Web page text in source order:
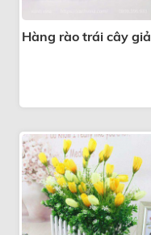
Hàng rào trái cây giả